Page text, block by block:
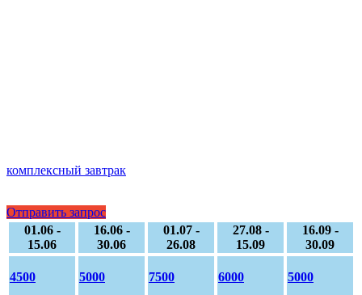
комплексный завтрак
Отправить запрос
01.06 -
15.06
16.06 -
30.06
01.07 -
26.08
27.08 -
15.09
16.09 -
30.09
4500 5000 7500 6000 5000